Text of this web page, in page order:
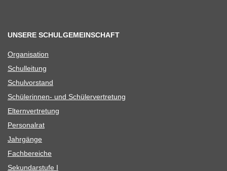
UNSERE SCHULGEMEINSCHAFT
Orga­ni­sa­tion
Schul­lei­tung
Schul­vor­stand
Schü­le­rin­nen- und Schülervertretung
Eltern­ver­tre­tung
Per­so­nal­rat
Jahr­gänge
Fach­be­rei­che
Sekun­dar­stufe I